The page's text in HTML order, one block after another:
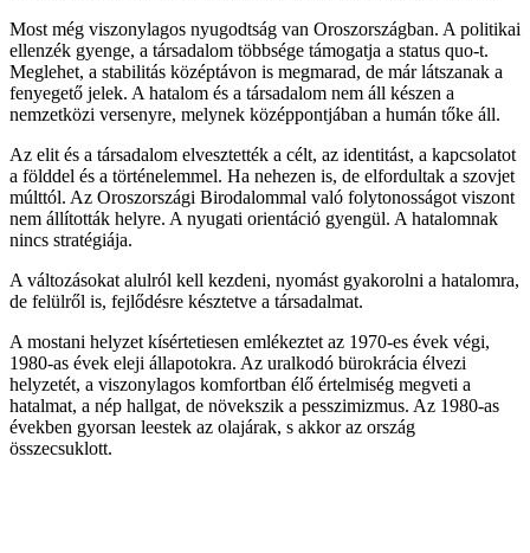
Most még viszonylagos nyugodtság van Oroszországban. A politikai
ellenzék gyenge, a társadalom többsége támogatja a status quo-t.
Meglehet, a stabilitás középtávon is megmarad, de már látszanak a
fenyegető jelek. A hatalom és a társadalom nem áll készen a
nemzetközi versenyre, melynek középpontjában a humán tőke áll.
Az elit és a társadalom elvesztették a célt, az identitást, a kapcsolatot
a földdel és a történelemmel. Ha nehezen is, de elfordultak a szovjet
múlttól. Az Oroszországi Birodalommal való folytonosságot viszont
nem állították helyre. A nyugati orientáció gyengül. A hatalomnak
nincs stratégiája.
A változásokat alulról kell kezdeni, nyomást gyakorolni a hatalomra,
de felülről is, fejlődésre késztetve a társadalmat.
A mostani helyzet kísértetiesen emlékeztet az 1970-es évek végi,
1980-as évek eleji állapotokra. Az uralkodó bürokrácia élvezi
helyzetét, a viszonylagos komfortban élő értelmiség megveti a
hatalmat, a nép hallgat, de növekszik a pesszimizmus. Az 1980-as
években gyorsan leestek az olajárak, s akkor az ország
összecsuklott.